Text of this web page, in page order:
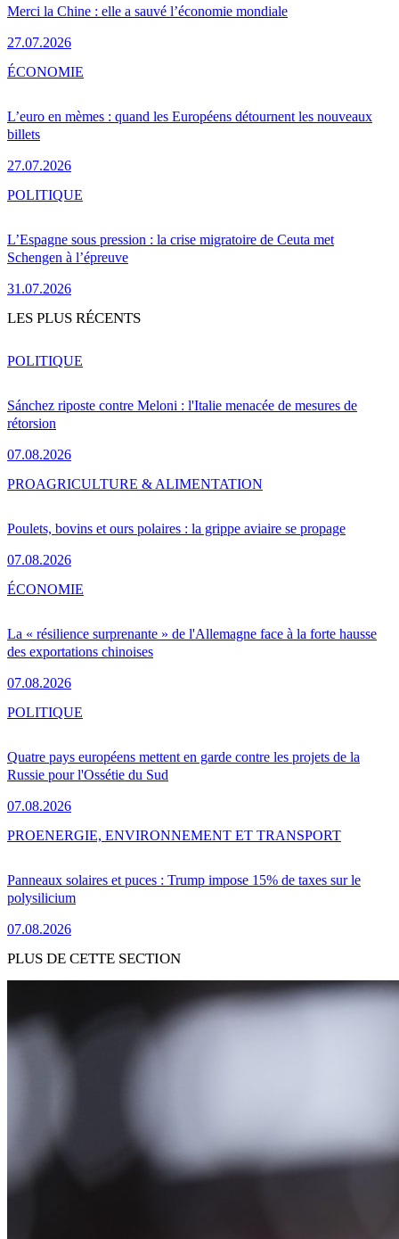
Merci la Chine : elle a sauvé l’économie mondiale
27.07.2026
L’euro en mèmes : quand les Européens détournent les nouveaux
billets
27.07.2026
ÉCONOMIE
L’Espagne sous pression : la crise migratoire de Ceuta met
Schengen à l’épreuve
31.07.2026
POLITIQUE
LES PLUS RÉCENTS
Sánchez riposte contre Meloni : l'Italie menacée de mesures de
rétorsion
07.08.2026
POLITIQUE
Poulets, bovins et ours polaires : la grippe aviaire se propage
07.08.2026
PROAGRICULTURE & ALIMENTATION
La « résilience surprenante » de l'Allemagne face à la forte hausse
des exportations chinoises
07.08.2026
ÉCONOMIE
Quatre pays européens mettent en garde contre les projets de la
Russie pour l'Ossétie du Sud
07.08.2026
POLITIQUE
Panneaux solaires et puces : Trump impose 15% de taxes sur le
polysilicium
07.08.2026
PROENERGIE, ENVIRONNEMENT ET TRANSPORT
PLUS DE CETTE SECTION